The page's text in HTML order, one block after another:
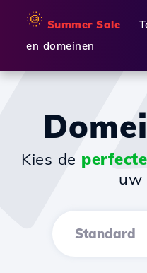
🌞 Summer Sale —
en domeinen
Kies de
uw
Standard